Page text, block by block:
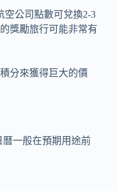
空公司點數可兌換2-3
獎勵旅行可能非常有
分來獲得巨大的價
一般在預期用途前